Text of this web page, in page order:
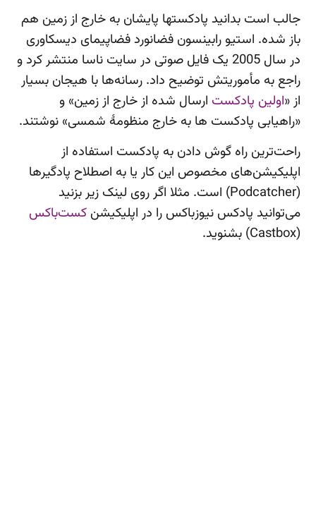
جالب است بدانید پادکستها پایشان به خارج از زمین هم
باز شده. استیو رابینسون فضانورد فضاپیمای دیسکاوری
در سال 2005 یک فایل صوتی در سایت ناسا منتشر کرد و
راجع به مأموریتش توضیح داد. رسانه‌ها با هیجان بسیار
از «اولین پادکست ارسال شده از خارج از زمین» و
«راهیابی پادکست ها به خارج منظومهٔ شمسی» نوشتند.
راحت‌ترین راه گوش دادن به پادکست استفاده از
اپلیکیشن‌های مخصوص این کار یا به اصطلاح پادگیرها
(Podcatcher) است. مثلا اگر روی لینک زیر بزنید
می‌توانید پادکس نیوزباکس را در اپلیکیشن کست‌باکس
(Castbox) بشنوید.